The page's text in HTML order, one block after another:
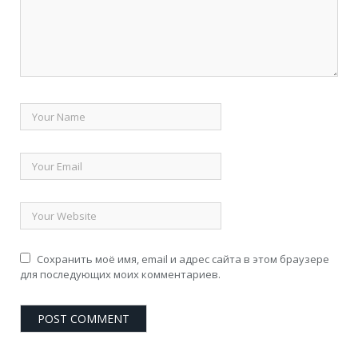
Сохранить моё имя, email и адрес сайта в этом браузере
для последующих моих комментариев.